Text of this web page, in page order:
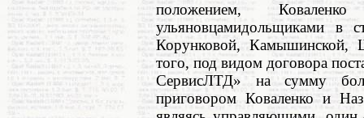
положением,
ульяновцамидольщиками в
Корунковой, Камышинской,
того, под видом договора
СервисЛТД» на сумму
приговором Коваленко и